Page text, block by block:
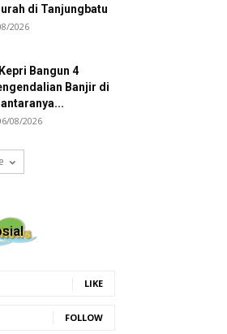
di Tanjungbatu
2026
Bangun 4
Banjir di
08/2026
LIKE
FOLLOW